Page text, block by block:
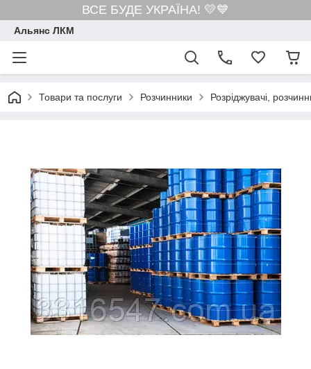
ВСЕ БУДЕ УКРАЇНА! 💛💙
Альянс ЛКМ
Товари та послуги Розчинники Розріджувачі,